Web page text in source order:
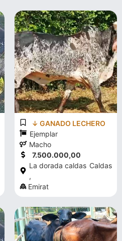
↓ GANADO LECHERO
Ejemplar
Macho
7.500.000,00
La dorada caldas
,
Caldas
Emirat